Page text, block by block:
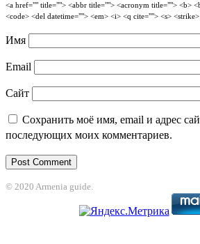
<a href="" title=""> <abbr title=""> <acronym title=""> <b>
<code> <del datetime=""> <em> <i> <q cite=""> <s>
Имя
Email
Сайт
Сохранить моё имя, email и адрес
последующих моих комментариев.
© 2020 Armenia guide.